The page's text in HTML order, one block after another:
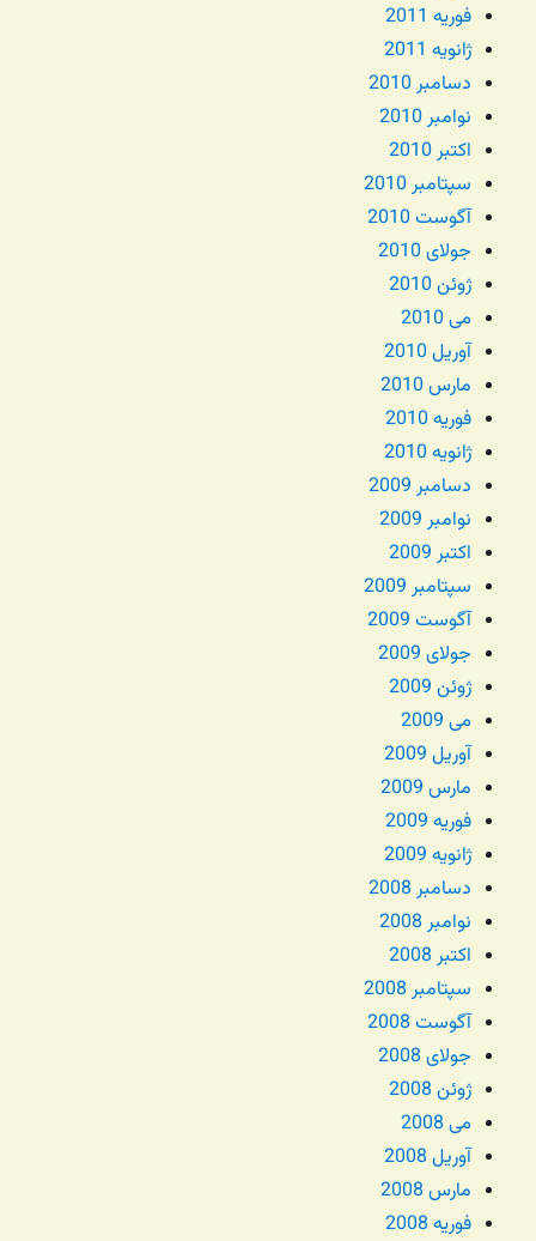
فوریه 2011
ژانویه 2011
دسامبر 2010
نوامبر 2010
اکتبر 2010
سپتامبر 2010
آگوست 2010
جولای 2010
ژوئن 2010
می 2010
آوریل 2010
مارس 2010
فوریه 2010
ژانویه 2010
دسامبر 2009
نوامبر 2009
اکتبر 2009
سپتامبر 2009
آگوست 2009
جولای 2009
ژوئن 2009
می 2009
آوریل 2009
مارس 2009
فوریه 2009
ژانویه 2009
دسامبر 2008
نوامبر 2008
اکتبر 2008
سپتامبر 2008
آگوست 2008
جولای 2008
ژوئن 2008
می 2008
آوریل 2008
مارس 2008
فوریه 2008